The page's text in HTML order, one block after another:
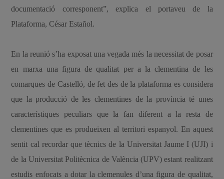
documentació corresponent”, explica el portaveu de la
Plataforma, César Estañol.
En la reunió s’ha exposat una vegada més la necessitat de posar
en marxa una figura de qualitat per a la clementina de les
comarques de Castelló, de fet des de la plataforma es considera
que la producció de les clementines de la província té unes
característiques peculiars que la fan diferent a la resta de
clementines que es produeixen al territori espanyol. En aquest
sentit cal recordar que tècnics de la Universitat Jaume I (UJI) i
de la Universitat Politècnica de València (UPV) estant realitzant
estudis enfocats a dotar la clemenules d’una figura de qualitat,